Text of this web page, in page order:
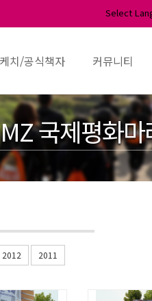
Select
치/공식책자 커뮤니티
국제평화
2012 2011